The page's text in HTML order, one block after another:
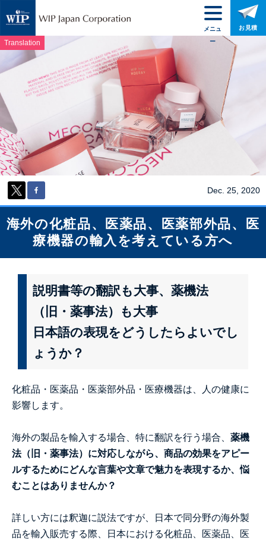
Translation
Dec. 25, 2020
海外の化粧品、医薬品、医薬部外品、医
療機器の輸入を考えている方へ
説明書等の翻訳も大事、薬機法
（旧・薬事法）も大事
日本語の表現をどうしたらよいでし
ょうか？
化粧品・医薬品・医薬部外品・医療機器は、人の健康に
影響します。
海外の製品を輸入する場合、特に翻訳を行う場合、 薬機
法（旧・薬事法）に対応しながら、商品の効果をアピー
ルするためにどんな言葉や文章で魅力を表現するか、悩
むことはありませんか？
詳しい方には釈迦に説法ですが、日本で同分野の海外製
品を輸入販売する際、日本における化粧品、医薬品、医
メニュ
ー
お見積